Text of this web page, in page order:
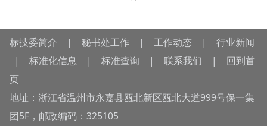
标技委简介 | 秘书处工作| 工作动态 | 行业新闻
|
标准化信息 | 标准查询 | 联系我们 | 回到首
页
地址：浙江省温州市永嘉县瓯北新区瓯北大道999号保一集
团5F，邮政编码：325105